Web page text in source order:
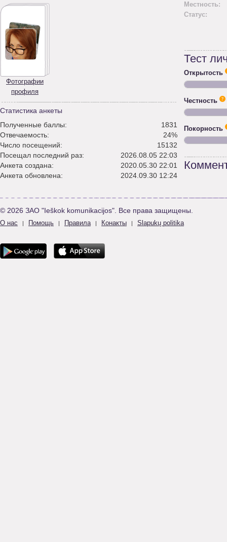
Фотографии
профиля
Статистика анкеты
Полученные баллы:
1831
Отвечаемость:
24%
Число посещений:
15132
Посещал последний раз:
2026.08.05 22:03
Анкета создана:
2020.05.30 22:01
Анкета обновлена:
2024.09.30 12:24
Местность:
Статус:
Тест
Открытость
Честность
Покорность
© 2026 ЗАО "Ieškok komunikacijos". Все права защищены.
О нас | Помощь | Правила | Конакты | Slapukų politika